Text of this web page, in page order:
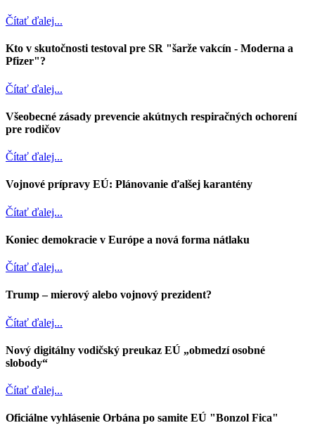
Čítať ďalej...
Kto v skutočnosti testoval pre SR "šarže vakcín - Moderna a
Pfizer"?
Čítať ďalej...
Všeobecné zásady prevencie akútnych respiračných ochorení
pre rodičov
Čítať ďalej...
Vojnové prípravy EÚ: Plánovanie ďalšej karantény
Čítať ďalej...
Koniec demokracie v Európe a nová forma nátlaku
Čítať ďalej...
Trump – mierový alebo vojnový prezident?
Čítať ďalej...
Nový digitálny vodičský preukaz EÚ „obmedzí osobné
slobody“
Čítať ďalej...
Oficiálne vyhlásenie Orbána po samite EÚ "Bonzol Fica"